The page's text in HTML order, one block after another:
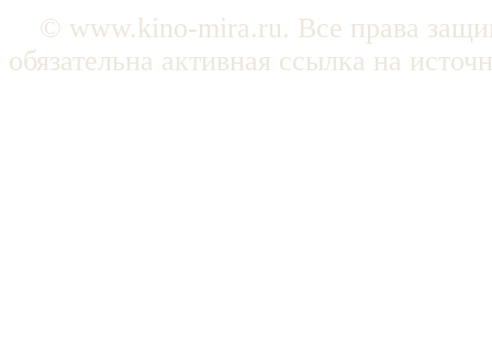
© www.kino-mira.ru. Все права
обязательна активная ссылка на